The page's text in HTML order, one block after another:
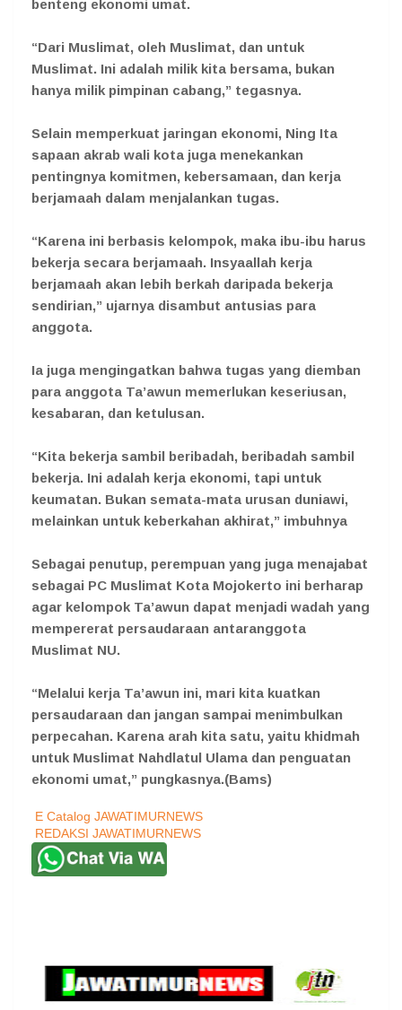
benteng ekonomi umat.
“Dari Muslimat, oleh Muslimat, dan untuk
Muslimat. Ini adalah milik kita bersama, bukan
hanya milik pimpinan cabang,” tegasnya.
Selain memperkuat jaringan ekonomi, Ning Ita
sapaan akrab wali kota juga menekankan
pentingnya komitmen, kebersamaan, dan kerja
berjamaah dalam menjalankan tugas.
“Karena ini berbasis kelompok, maka ibu-ibu harus
bekerja secara berjamaah. Insyaallah kerja
berjamaah akan lebih berkah daripada bekerja
sendirian,” ujarnya disambut antusias para
anggota.
Ia juga mengingatkan bahwa tugas yang diemban
para anggota Ta’awun memerlukan keseriusan,
kesabaran, dan ketulusan.
“Kita bekerja sambil beribadah, beribadah sambil
bekerja. Ini adalah kerja ekonomi, tapi untuk
keumatan. Bukan semata-mata urusan duniawi,
melainkan untuk keberkahan akhirat,” imbuhnya
Sebagai penutup, perempuan yang juga menajabat
sebagai PC Muslimat Kota Mojokerto ini berharap
agar kelompok Ta’awun dapat menjadi wadah yang
mempererat persaudaraan antaranggota
Muslimat NU.
“Melalui kerja Ta’awun ini, mari kita kuatkan
persaudaraan dan jangan sampai menimbulkan
perpecahan. Karena arah kita satu, yaitu khidmah
untuk Muslimat Nahdlatul Ulama dan penguatan
ekonomi umat,” pungkasnya.(Bams)
E Catalog JAWATIMURNEWS
REDAKSI JAWATIMURNEWS